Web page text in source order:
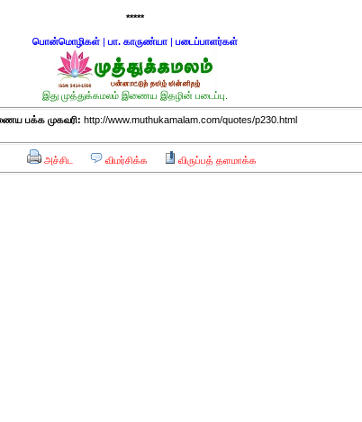
*****
பொன்மொழிகள்| பா. காருண்யா| படைப்பாளர்கள்
இது முத்துக்கமலம் இணைய இதழின் படைப்பு.
பக்க முகவரி: http://www.muthukamalam.com/quotes/p230.html
அச்சிட விமர்சிக்க விருப்பத் தளமாக்க